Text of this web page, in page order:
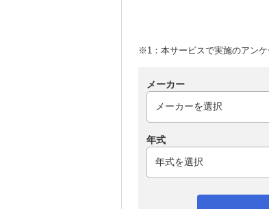
※1：本サービスで実施のアンケ
メーカー
年式